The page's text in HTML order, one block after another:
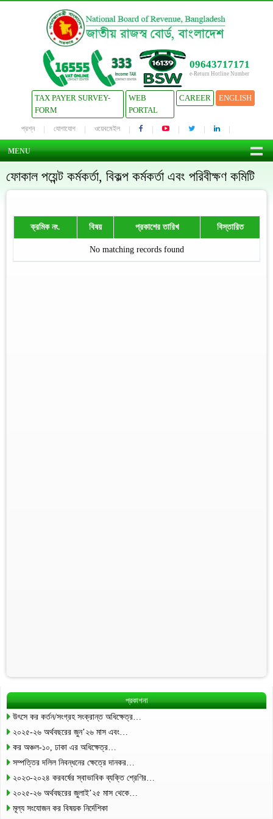
09643717171
e-Return Hotline Number
TAX PAYER SURVEY-
FORM
WEB
PORTAL
CAREER ENGLISH
প্রশ্ন যোগাযোগ ওয়েবমেইল
MENU
ফোকাল পয়েন্ট কর্মকর্তা, বিকল্প কর্মকর্তা এবং পরিবীক্ষণ কমিটি
ক্রমিক নং. বিষয় প্রকাশের তারিখ বিস্তারিত
No matching records found
প্রকাশনা
উৎসে কর কর্তন/সংগ্রহ সংক্রান্ত অধিক্ষেত্র…
২০২৫-২৬ অর্থবছরের জুন’২৬ মাস এবং…
কর অঞ্চল-১০, ঢাকা এর অধিক্ষেত্র…
সম্পত্তির দলিল নিবন্ধনের ক্ষেত্রে দানকর…
২০২৩-২০২৪ করবর্ষের স্বাভাবিক ব্যক্তি শ্রেণির…
২০২৫-২৬ অর্থবছরের জুলাই’২৫ মাস থেকে…
মূল্য সংযোজন কর বিষয়ক নির্দেশিকা